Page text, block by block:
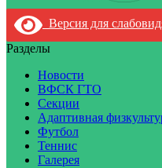
Версия для
Разделы
Новости
ВФСК ГТО
Секции
Адаптивная
Футбол
Теннис
Галерея